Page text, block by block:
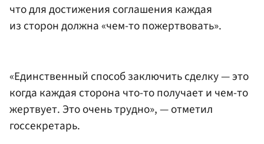
что для достижения соглашения каждая
из сторон должна «чем-то пожертвовать».
«Единственный способ заключить сделку — это
когда каждая сторона что-то получает и чем-то
жертвует. Это очень трудно», — отметил
госсекретарь.